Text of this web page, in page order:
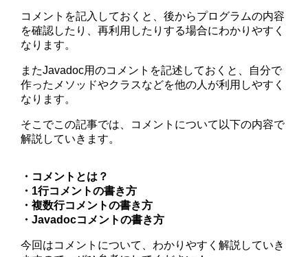
コメントを記入しておくと、後からプログラムの内容
を確認したり、再利用したりする場合にわかりやすく
なります。
またJavadoc用のコメントを記述しておくと、自分で
作ったメソッドやクラスなどを他の人が利用しやすく
なります。
そこでこの記事では、コメントについて以下の内容で
解説していきます。
・コメントとは？
・1行コメントの書き方
・複数行コメントの書き方
・Javadocコメントの書き方
今回はコメントについて、わかりやすく解説していき